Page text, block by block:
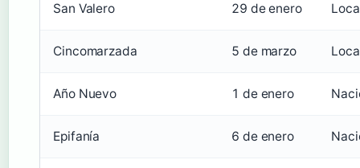
San Valero 29 de enero
Cincomarzada 5 de marzo
Año Nuevo 1 de enero
Epifanía 6 de enero